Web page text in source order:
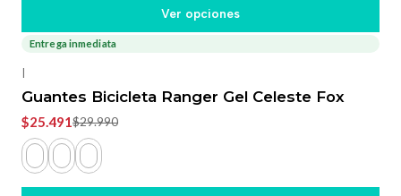
Ver opciones
-15%
Entrega inmediata
|
Guantes Bicicleta Ranger Gel Celeste Fox
$25.491$29.990